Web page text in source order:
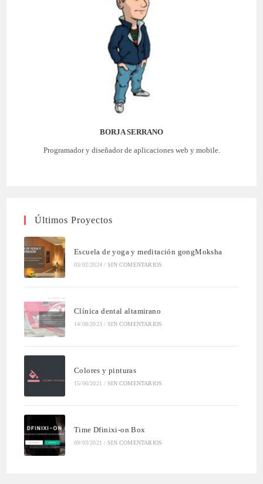
BORJA SERRANO
Programador y diseñador de aplicaciones web y mobile.
Últimos Proyectos
Escuela de yoga y meditación gongMoksha
03/02/2024 / SIN COMENTARIOS
Clínica dental altamirano
14/08/2023 / SIN COMENTARIOS
Colores y pinturas
15/06/2021 / SIN COMENTARIOS
Time Dfinixi-on Box
09/03/2021 / SIN COMENTARIOS